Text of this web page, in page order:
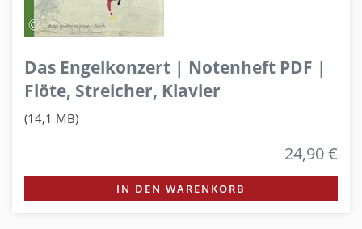
Das Engelkonzert | Notenheft PDF |
Flöte, Streicher, Klavier
(14,1 MB)
24,90 €
IN DEN WARENKORB